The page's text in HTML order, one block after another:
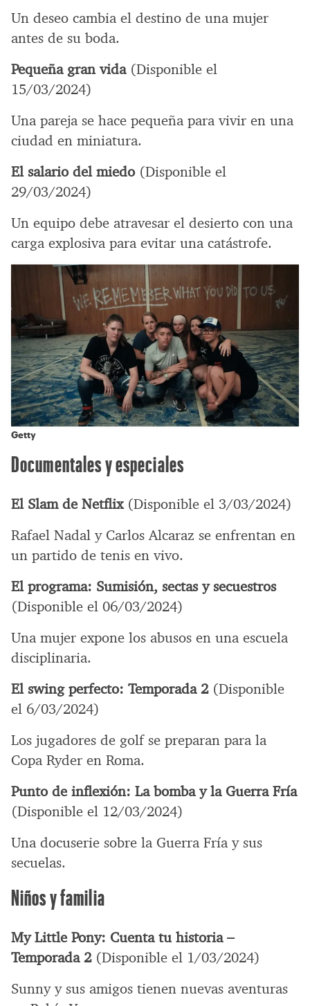
Un deseo cambia el destino de una mujer
antes de su boda.
Pequeña gran vida(Disponible el
15/03/2024)
Una pareja se hace pequeña para vivir en una
ciudad en miniatura.
El salario del miedo(Disponible el
29/03/2024)
Un equipo debe atravesar el desierto con una
carga explosiva para evitar una catástrofe.
Getty
Documentales y especiales
El Slam de Netflix(Disponible el 3/03/2024)
Rafael Nadal y Carlos Alcaraz se enfrentan en
un partido de tenis en vivo.
El programa: Sumisión, sectas y secuestros
(Disponible el 06/03/2024)
Una mujer expone los abusos en una escuela
disciplinaria.
El swing perfecto: Temporada 2(Disponible
el 6/03/2024)
Los jugadores de golf se preparan para la
Copa Ryder en Roma.
Punto de inflexión: La bomba y la Guerra Fría
(Disponible el 12/03/2024)
Una docuserie sobre la Guerra Fría y sus
secuelas.
Niños y familia
My Little Pony: Cuenta tu historia –
Temporada 2(Disponible el 1/03/2024)
Sunny y sus amigos tienen nuevas aventuras